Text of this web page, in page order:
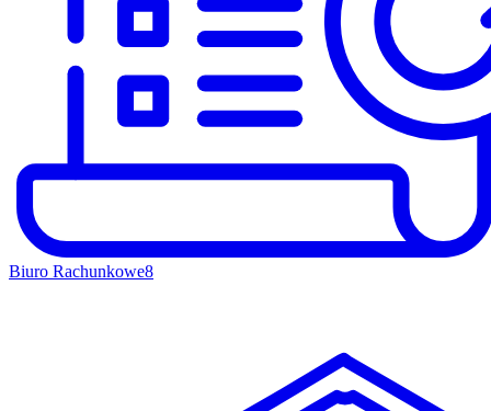
Biuro Rachunkowe8